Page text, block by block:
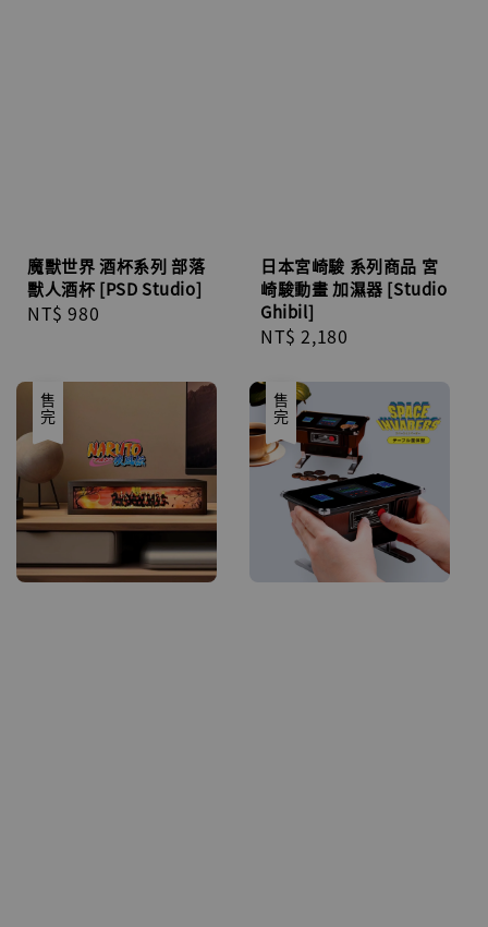
魔獸世界 酒杯系列 部落
獸人酒杯 [PSD Studio]
Regular
NT$ 980
日本宮崎駿 系列商品 宮
崎駿動畫 加濕器 [Studio
Ghibil]
Regular
NT$ 2,180
售完 售完